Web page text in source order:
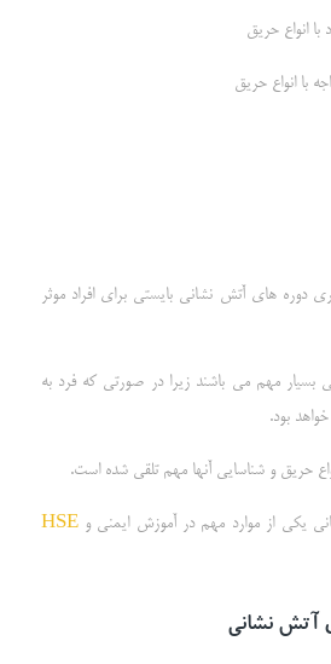
انواع حریق
با انواع حریق
دوره های آتش نشانی بایستی برای افراد موثر
مهم می باشند زیرا در صورتی که فرد به
بود.
یکی از موارد مهم در آموزش ایمنی وHSE
آتش نشانی